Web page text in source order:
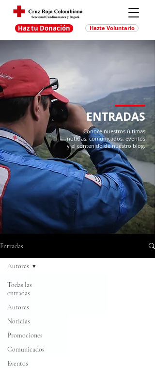
Haz tu Donación Hazte Voluntario
ENTRADAS
Conoce nuestros últimas
noticias, comunicados, eventos
y el contenido de nuestro blog.
Entradas
Todas las
entradas
Autores
Noticias
Promociones
Comunicados
Eventos
Autores